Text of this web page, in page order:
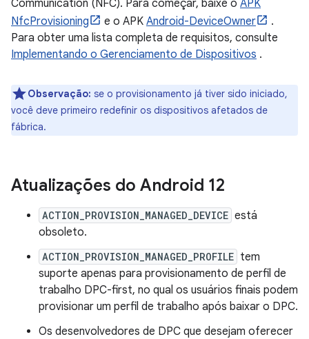
Communication (NFC). Para começar, baixe o APK
NfcProvisioning
e o APK Android-DeviceOwner
.
Para obter uma lista completa de requisitos, consulte
Implementando o Gerenciamento de Dispositivos .
Observação: se o provisionamento já tiver sido iniciado,
você deve primeiro redefinir os dispositivos afetados de
fábrica.
Atualizações do Android 12
ACTION_PROVISION_MANAGED_DEVICE está
obsoleto.
ACTION_PROVISION_MANAGED_PROFILE tem
suporte apenas para provisionamento de perfil de
trabalho DPC-first, no qual os usuários finais podem
provisionar um perfil de trabalho após baixar o DPC.
Os desenvolvedores de DPC que desejam oferecer